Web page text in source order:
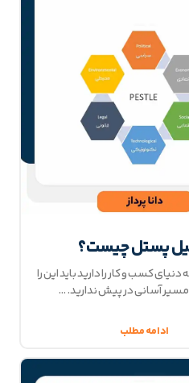
پستل چیست؟
کسب و کار را دارید باید این را
مسیر آسانی در پیش ندارید.
ادامه مطلب